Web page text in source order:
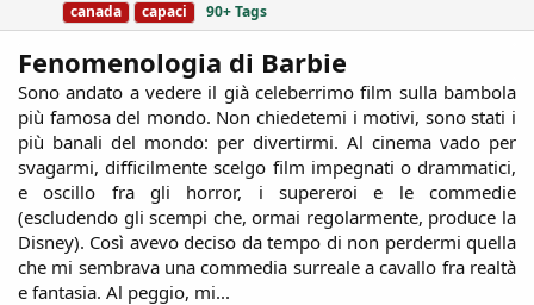
canada
capaci 90+ Tags
Fenomenologia di Barbie
Sono andato a vedere il già celeberrimo film sulla bambola
più famosa del mondo. Non chiedetemi i motivi, sono stati i
più banali del mondo: per divertirmi. Al cinema vado per
svagarmi, difficilmente scelgo film impegnati o drammatici,
e oscillo fra gli horror, i supereroi e le commedie
(escludendo gli scempi che, ormai regolarmente, produce la
Disney). Così avevo deciso da tempo di non perdermi quella
che mi sembrava una commedia surreale a cavallo fra realtà
e fantasia. Al peggio, mi...​